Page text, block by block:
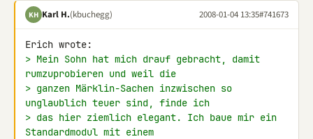
KH Karl H.(kbuchegg) 2008-01-04 13:35#741673
> Mein Sohn hat mich drauf gebracht, damit
rumzuprobieren und weil die
> ganzen Märklin-Sachen inzwischen so
unglaublich teuer sind, finde ich
> das hier ziemlich elegant. Ich baue mir ein
Standardmodul mit einem